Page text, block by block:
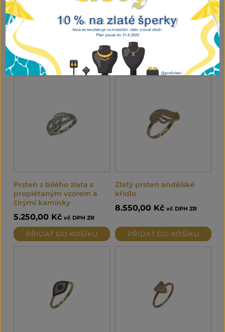
Zlatý prsten s květinou z
briliantů
10.900,00 vč DPH ZR
PŘIDAT DO KOŠÍKU
Prsten z bílého zlata s
čirým kamenem a
vlnitými rameny
5.940,00
PŘIDAT DO KOŠÍKU
Prsten z bílého zlata s
proplétaným vzorem a
čirými kamínky
5.250,00 Kč vč DPH ZR
PŘIDAT DO KOŠÍKU
Zlatý prsten andělské
křídlo
8.550,00 Kč vč DPH ZR
PŘIDAT DO KOŠÍKU